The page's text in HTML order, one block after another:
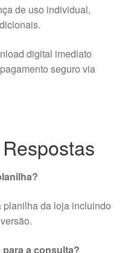
de uso individual,
digital imediato
seguro via
planilha da loja incluindo
a consulta?